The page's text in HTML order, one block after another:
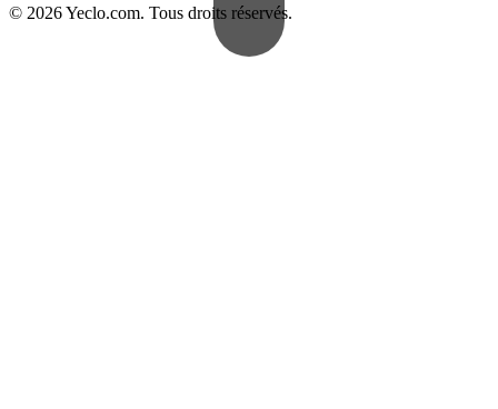
© 2026 Yeclo.com. Tous droits réservés.